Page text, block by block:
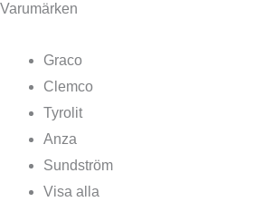
Varumärken
Graco
Clemco
Tyrolit
Anza
Sundström
Visa alla